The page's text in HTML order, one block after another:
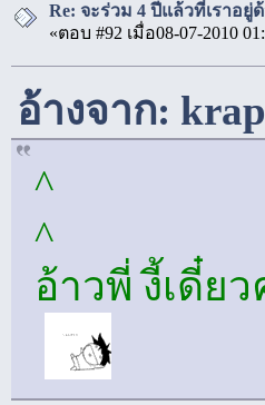
Re: จะร่วม 4 ปีแล้วที่เราอยู่
«ตอบ #92 เมื่อ08-07-2010
อ้างจาก:
^
^
อ้าวพี่ งี้เดี๋ย